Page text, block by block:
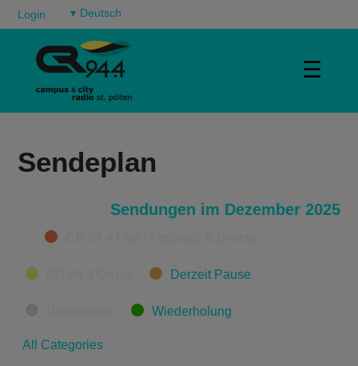
Login ▾
☰
Sendeplan
Sendungen im Dezember 2025
Categories
Derzeit Pause
Wiederholung
All Categories